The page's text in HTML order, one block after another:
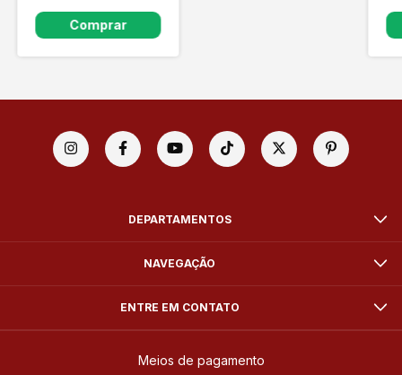
DEPARTAMENTOS
NAVEGAÇÃO
ENTRE EM CONTATO
Meios de pagamento